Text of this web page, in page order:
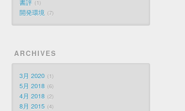
書評 1
開発環境 7
ARCHIVES
3月 2020 1
5月 2018 6
4月 2018 2
8月 2015 4